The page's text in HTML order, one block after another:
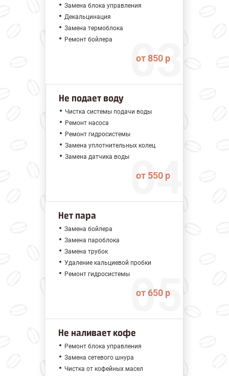
Замена блока управления
Декальцинация
Замена термоблока
Ремонт бойлера
от 850 р
Не подает воду
Чистка системы подачи воды
Ремонт насоса
Ремонт гидросистемы
Замена уплотнительных колец
Замена датчика воды
от 550 р
Нет пара
Замена бойлера
Замена пароблока
Замена трубок
Удаление кальциевой пробки
Ремонт гидросистемы
от 650 р
Не наливает кофе
Ремонт блока управления
Замена сетевого шнура
Чистка от кофейных масел